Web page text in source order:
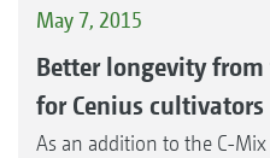
May 7, 2015
Better longevity from
for Cenius cultivators
As an addition to the C-